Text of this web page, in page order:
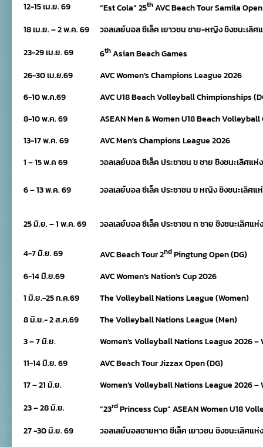
12-15 เม.ย. 69
“Est Cola” 25thAVC Beach Tour Samila Open
18 เม.ย. – 2 พ.ค. 69
วอลเลย์บอล ซีเล็ค เยาวชน ชาย-หญิง ชิงชนะเลิศ
23-29 เม.ย. 69
6thAsian Beach Games
26-30 เม.ย.69
AVC Women’s Champions League 2026
6-10 พ.ค.69
AVC U18 Beach Volleyball Chimpionships
8-10 พ.ค. 69
ASEAN Men & Women U18 Beach
13-17 พ.ค. 69
AVC Men’s Champions League 2026
1 – 15 พ.ค 69
วอลเลย์บอล ซีเล็ค ประชาชน ข ชาย ชิงชนะเลิศแห่
6 – 13 พ.ค. 69 วอลเลย์บอล ซีเล็ค ประชาชน ข หญิง ชิงชนะเลิศแ
25 มิ.ย. – 1 พ.ค. 69 วอลเลย์บอล ซีเล็ค ประชาชน ก ชาย ชิงชนะเลิศแห่
4-7 มิ.ย. 69 AVC Beach Tour 2ndPingtung Open (DG)
6-14 มิ.ย.69
AVC Women’s Nation’s Cup 2026
1 มิ.ย.-25 ก.ค.69
The Volleyball Nations League (Women)
8 มิ.ย.- 2 ส.ค.69
The Volleyball Nations League (Men)
3 – 7 มิ.ย.
Women’s Volleyball Nations League 2026 –
11-14 มิ.ย. 69
AVC Beach Tour Jizzax Open (DG)
17 – 21 มิ.ย.
Women’s Volleyball Nations League 2026 –
23 – 28 มิ.ย.
“23rdPrincess Cup” ASEAN Women U18
27 -30 มิ.ย. 69
วอลเลย์บอลชายหาด ซีเล็ค เยาวชน ชิงชนะเลิศแห่